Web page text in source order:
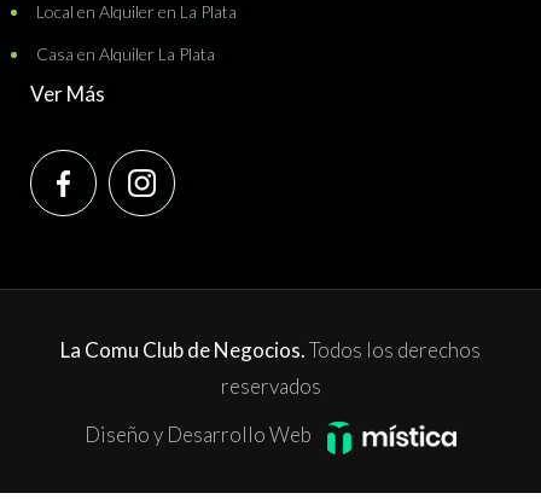
Local en Alquiler en La Plata
Casa en Alquiler La Plata
Ver Más
La Comu Club de Negocios.Todos los derechos
reservados
Diseño y Desarrollo Web